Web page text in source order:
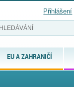
EU A ZAHRANIČÍ
Přihlášení